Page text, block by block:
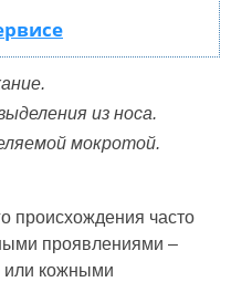
из носа.
мокротой.
происхождения часто
проявлениями –
или кожными